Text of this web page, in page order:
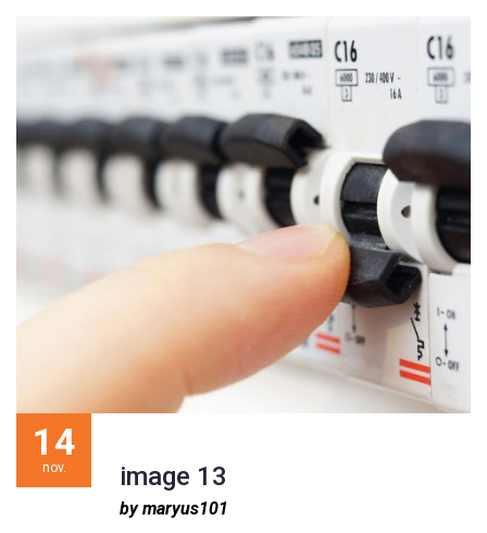
image 13
14
nov.
by maryus101